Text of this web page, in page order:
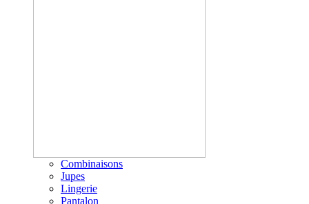
Combinaisons
Jupes
Lingerie
Pantalon